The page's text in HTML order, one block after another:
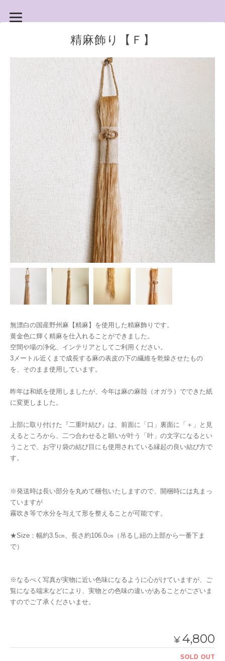
精麻飾り【Ｆ】
無漂白の国産野州麻【精麻】を使用した精麻飾りです。
黄金色に輝く精麻を仕入れることができました。
空間や場の浄化、インテリアとしてご利用ください。
3メートル近くまで成長する麻の表皮の下の繊維を乾燥させたもの
を、そのまま使用しています。
昨年は和紙を使用しましたが、今年は麻の麻殻（オガラ）でできた紙
に変更しました。
上部に取り付けた『二重叶結び』は、前面に「口」裏面に「＋」と見
えるところから、二つ合わせると願いが叶う「叶」の文字になるとい
うことで、お守り袋の結び目にも使用されている縁起の良い結び方で
す。
※発送時は長い部分を丸めて梱包いたしますので、開梱時には丸まっ
ていますが
霧吹き等で水分を与えて形を整えることが可能です。
★Size：幅約3.5㎝、長さ約106.0㎝（吊るし紐の上部から一番下ま
で）
※なるべく写真が実物に近い色味になるように心がけていますが、ご
覧になる端末などにより、実物との色味の違いがあることがございま
すのでご了承くださいませ。
¥4,800
SOLD OUT